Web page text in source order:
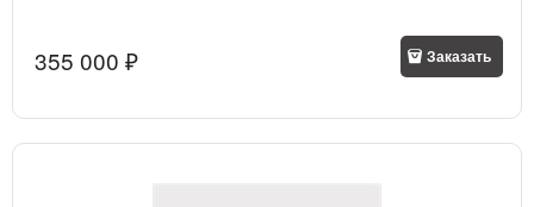
355 000 ₽ Заказать